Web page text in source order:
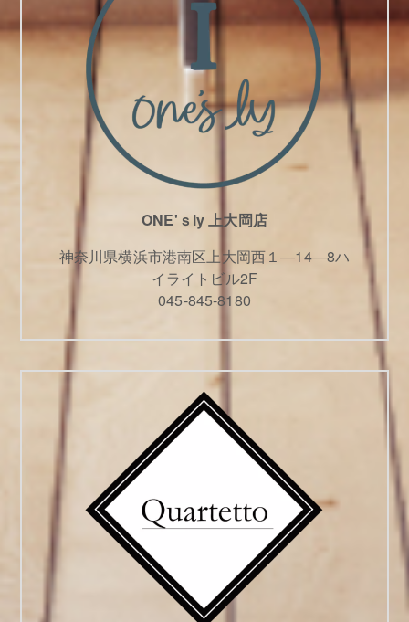
ONE'ｓly 上大岡店
神奈川県横浜市港南区上大岡西１―14―8ハ
イライトビル2F
045-845-8180